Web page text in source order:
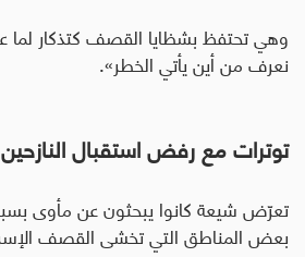
وهي تحتفظ بشظايا القصف كتذكار لما
نعرف من أين يأتي الخطر».
توترات مع رفض استقبال النازحين
تعرّض شيعة كانوا يبحثون عن مأوى
بعض المناطق التي تخشى القصف